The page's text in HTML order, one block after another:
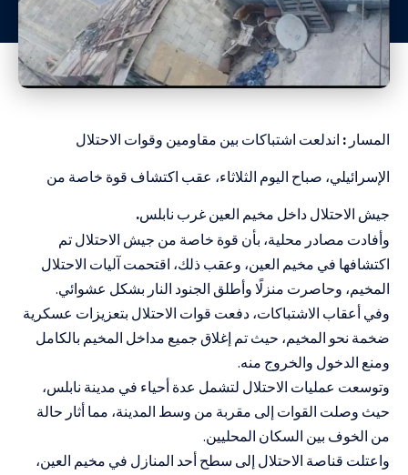
المسار : اندلعت اشتباكات بين مقاومين وقوات الاحتلال
الإسرائيلي، صباح اليوم الثلاثاء، عقب اكتشاف قوة خاصة من
جيش الاحتلال داخل مخيم العين غرب نابلس.
وأفادت مصادر محلية، بأن قوة خاصة من جيش الاحتلال تم
اكتشافها في مخيم العين، وعقب ذلك، اقتحمت آليات الاحتلال
المخيم، وحاصرت منزلًا وأطلق الجنود النار بشكل عشوائي.
وفي أعقاب الاشتباكات، دفعت قوات الاحتلال بتعزيزات عسكرية
ضخمة نحو المخيم، حيث تم إغلاق جميع مداخل المخيم بالكامل
ومنع الدخول والخروج منه.
وتوسعت عمليات الاحتلال لتشمل عدة أحياء في مدينة نابلس،
حيث وصلت القوات إلى مقربة من وسط المدينة، مما أثار حالة
من الخوف بين السكان المحليين.
واعتلت قناصة الاحتلال إلى سطح أحد المنازل في مخيم العين،